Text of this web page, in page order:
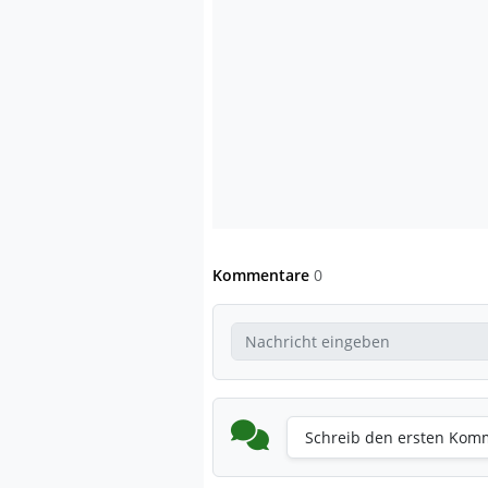
Kommentare 0
Schreib den ersten